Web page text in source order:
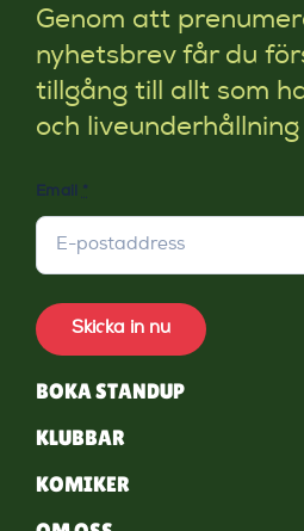
Genom att
nyhetsbrev får du
tillgång till allt som
och
Email *
Skicka in nu
BOKA STANDUP
KLUBBAR
KOMIKER